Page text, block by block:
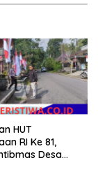
HUT
RI Ke 81,
Desa